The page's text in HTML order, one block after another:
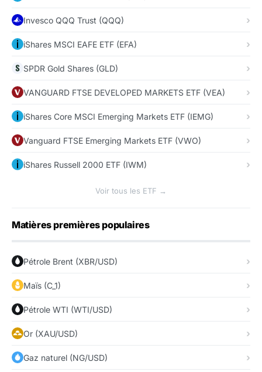
Invesco QQQ Trust (QQQ)
iShares MSCI EAFE ETF (EFA)
SPDR Gold Shares (GLD)
VANGUARD FTSE DEVELOPED MARKETS ETF (VEA)
iShares Core MSCI Emerging Markets ETF (IEMG)
Vanguard FTSE Emerging Markets ETF (VWO)
iShares Russell 2000 ETF (IWM)
Voir tous les ETF →
Matières premières populaires
Pétrole Brent (XBR/USD)
Maïs (C_1)
Pétrole WTI (WTI/USD)
Or (XAU/USD)
Gaz naturel (NG/USD)